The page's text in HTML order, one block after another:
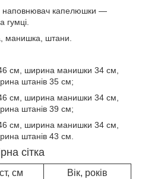
наповнювач капелюшки —
гумці.
манишка, штани.
см, ширина манишки 34 см,
штанів 35 см;
см, ширина манишки 34 см,
штанів 39 см;
см, ширина манишки 34 см,
штанів 43 см.
сітка
см Вік, років